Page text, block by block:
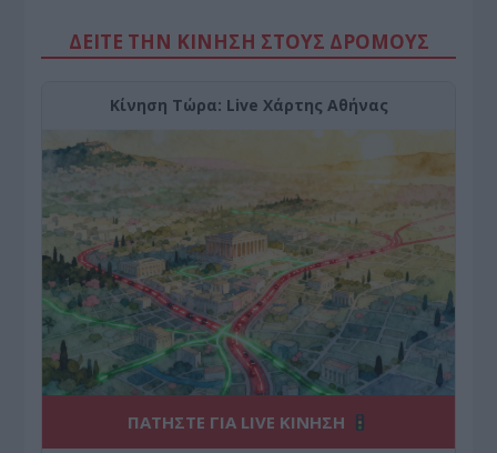
ΔΕΙΤΕ ΤΗΝ ΚΙΝΗΣΗ ΣΤΟΥΣ ΔΡΌΜΟΥΣ
Κίνηση Τώρα: Live Χάρτης Αθήνας
ΠΑΤΗΣΤΕ ΓΙΑ LIVE ΚΙΝΗΣΗ